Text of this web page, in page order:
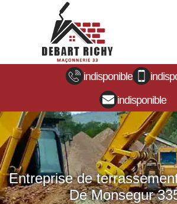
indisponible
indisponible
Entreprise de
De Monsegur